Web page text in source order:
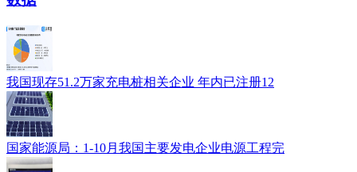
我国现存51.2万家充电桩相关企业 年内已注册12
国家能源局：1-10月我国主要发电企业电源工程完